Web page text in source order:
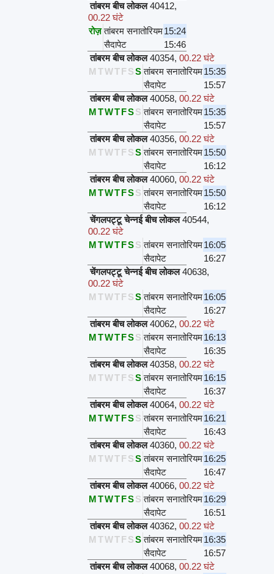
तांबरम बीच लोकल 40412,
00.22 घंटे
रोज़ तांबरम सनातोरियम15:24
सैदापेट
15:46
तांबरम बीच लोकल 40354,00.22 घंटे
M TWTFSS तांबरम सनातोरियम15:35
सैदापेट
15:57
तांबरम बीच लोकल 40058,00.22 घंटे
MTWTFSS तांबरम सनातोरियम15:35
सैदापेट
15:57
तांबरम बीच लोकल 40356,00.22 घंटे
M TWTFSS तांबरम सनातोरियम15:50
सैदापेट
16:12
तांबरम बीच लोकल 40060,00.22 घंटे
MTWTFSS तांबरम सनातोरियम15:50
सैदापेट
16:12
चेंगलपट्टू चेन्नई बीच लोकल 40544,
00.22 घंटे
MTWTFSS तांबरम सनातोरियम16:05
सैदापेट
16:27
चेंगलपट्टू चेन्नई बीच लोकल 40638,
00.22 घंटे
M TWTFSS तांबरम सनातोरियम16:05
सैदापेट
16:27
तांबरम बीच लोकल 40062,00.22 घंटे
MTWTFSS तांबरम सनातोरियम16:13
सैदापेट
16:35
तांबरम बीच लोकल 40358,00.22 घंटे
M TWTFSS तांबरम सनातोरियम16:15
सैदापेट
16:37
तांबरम बीच लोकल 40064,00.22 घंटे
MTWTFSS तांबरम सनातोरियम16:21
सैदापेट
16:43
तांबरम बीच लोकल 40360,00.22 घंटे
M TWTFSS तांबरम सनातोरियम16:25
सैदापेट
16:47
तांबरम बीच लोकल 40066,00.22 घंटे
MTWTFSS तांबरम सनातोरियम16:29
सैदापेट
16:51
तांबरम बीच लोकल 40362,00.22 घंटे
M TWTFSS तांबरम सनातोरियम16:35
सैदापेट
16:57
तांबरम बीच लोकल 40068,00.22 घंटे